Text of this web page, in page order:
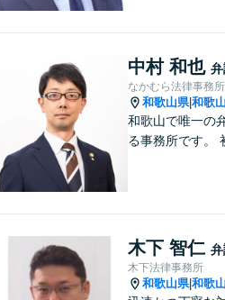
中村 和也
なかむら法律事務所
和歌山県|和歌
和歌山で唯一の
木下 智仁
木下法律事務所
和歌山県|和歌